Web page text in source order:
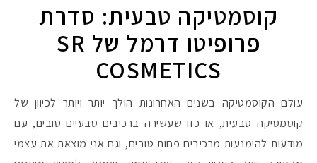
קוסמטיקה טבעית: סדרת
פרופיטו דרמל של SR
COSMETICS
עולם הקוסמטיקה בשנים האחרונות הולך יותר ויותר לכיוון של
קוסמטיקה טבעית, או כזו שעשירה ברכיבים טבעיים טובים, עם
מודעות להימנעות מרכיבים פחות טובים, וגם אני מוצאת את עצמי